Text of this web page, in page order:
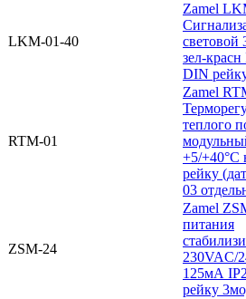
LKM-01-40
Zamel
зел-
DIN
RTM-01
Zamel
теплого
+5/+40°С
рейку
03
ZSM-24
Zamel
питания
230VAC/
125мА
рейку